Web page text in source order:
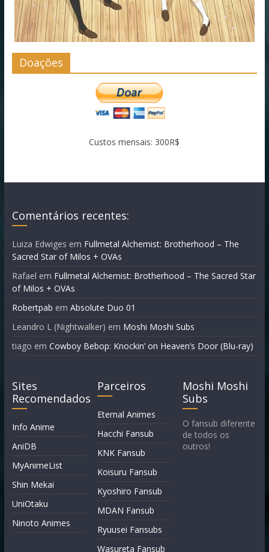
Doações
Custos mensais: 300R$
Comentários recentes:
Luiza Edwiges em Fullmetal Alchemist: Brotherhood – The
Sacred Star of Milos + OVAs
Rafael em Fullmetal Alchemist: Brotherhood – The Sacred Star
of Milos + OVAs
Robertpab em Absolute Duo 01
Leandro L (Nightwalker) em Moshi Moshi Subs
tiago em Cowboy Bebop: Knockin’ on Heaven’s Door (Blu-ray)
Sites
Recomendados
Info Anime
AniDB
MyAnimeList
Shin Mekai
UniOtaku
Ninoto Animes
Parceiros
Eternal Animes
Hacchi Fansub
KNK Fansub
Koisuru Fansub
Kyoshiro Fansub
MDAN Fansub
Ryuusei Fansubs
Wasureta Fansub
Moshi Moshi
Subs
O fansub diferente
de todos os
outros!